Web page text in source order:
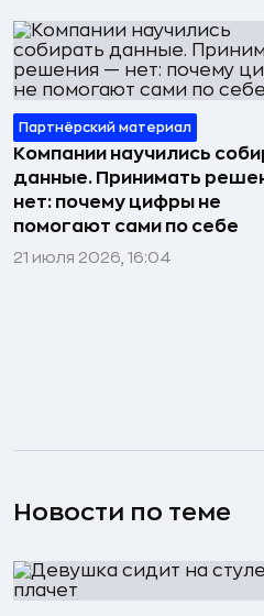
Партнёрский материал
Компании научились
данные. Принимать
нет: почему цифры не
помогают сами по себе
21 июля 2026, 16:04
Новости по теме